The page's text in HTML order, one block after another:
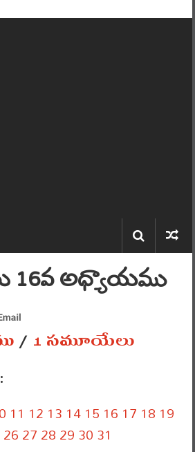
16వ అధ్యాయము
/1 సమూయేలు
11 12 13 1415 16 17 18 19
262728293031